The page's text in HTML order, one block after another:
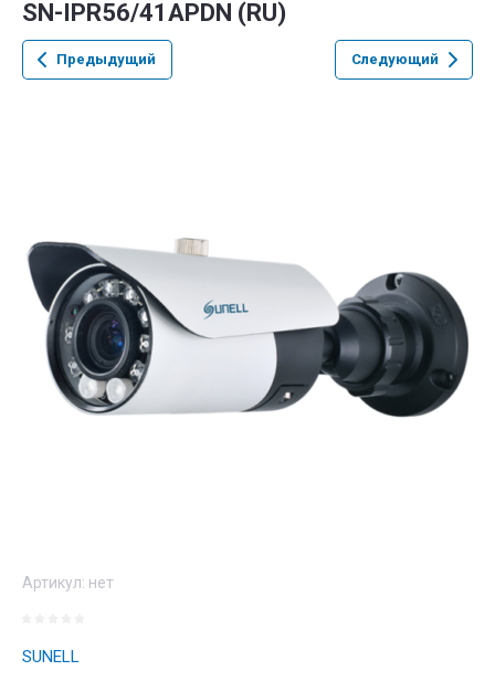
SN-IPR56/41APDN (RU)
Предыдущий Следующий
Артикул: нет
SUNELL